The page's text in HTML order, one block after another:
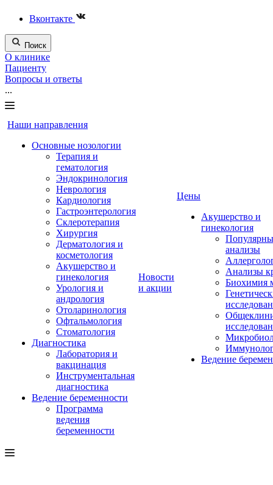
Вконтакте
Поиск
О клинике
Пациенту
Вопросы и ответы
...
Наши направления
Основные нозологии
Терапия и
гематология
Эндокринология
Неврология
Кардиология
Гастроэнтерология
Склеротерапия
Хирургия
Дерматология и
косметология
Акушерство и
гинекология
Урология и
андрология
Отоларинология
Офтальмология
Стоматология
Диагностика
Лаборатория и
вакцинация
Инструментальная
диагностика
Ведение беременности
Программа
ведения
беременности
Новости
и акции
Цены
Акушерство и
гинекология
анализы
Анализы
Биохимия
Ведение